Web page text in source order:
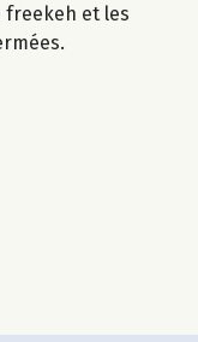
freekeh et les